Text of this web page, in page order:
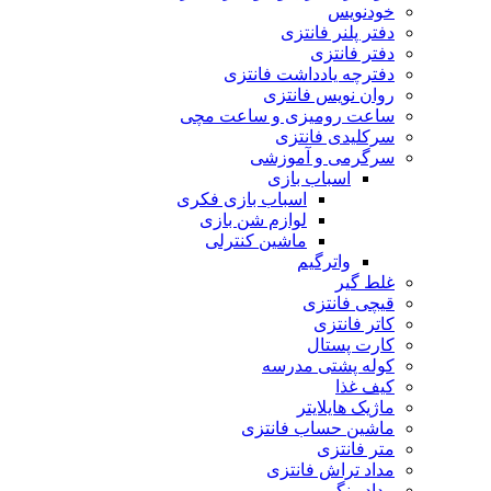
دفتر پلنر فانتزی
دفتر فانتزی
دفترچه یادداشت فانتزی
روان نویس فانتزی
ساعت رومیزی و ساعت مچی
سرکلیدی فانتزی
سرگرمی و آموزشی
اسباب بازی
اسباب بازی فکری
لوازم شن بازی
ماشین کنترلی
قیچی فانتزی
کاتر فانتزی
کارت پستال
کوله پشتی مدرسه
ماژیک هایلایتر
ماشین حساب فانتزی
متر فانتزی
مداد تراش فانتزی